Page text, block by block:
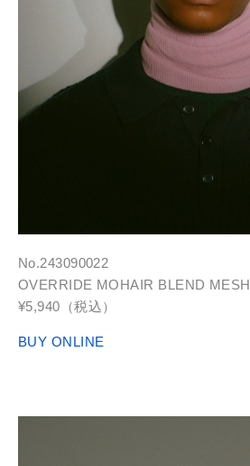
No.243090022
OVERRIDE MOHAIR BLEND
¥5,940（税込）
BUY ONLINE